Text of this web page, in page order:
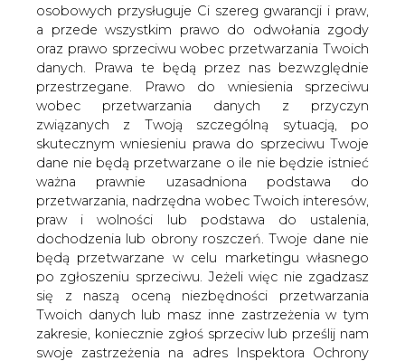
osobowych przysługuje Ci szereg gwarancji i praw,
a przede wszystkim prawo do odwołania zgody
oraz prawo sprzeciwu wobec przetwarzania Twoich
danych. Prawa te będą przez nas bezwzględnie
przestrzegane. Prawo do wniesienia sprzeciwu
wobec przetwarzania danych z przyczyn
związanych z Twoją szczególną sytuacją, po
skutecznym wniesieniu prawa do sprzeciwu Twoje
dane nie będą przetwarzane o ile nie będzie istnieć
ważna prawnie uzasadniona podstawa do
przetwarzania, nadrzędna wobec Twoich interesów,
praw i wolności lub podstawa do ustalenia,
dochodzenia lub obrony roszczeń. Twoje dane nie
będą przetwarzane w celu marketingu własnego
po zgłoszeniu sprzeciwu. Jeżeli więc nie zgadzasz
się z naszą oceną niezbędności przetwarzania
Twoich danych lub masz inne zastrzeżenia w tym
zakresie, koniecznie zgłoś sprzeciw lub prześlij nam
swoje zastrzeżenia na adres Inspektora Ochrony
Południowy Koncern Energetyczny
otrzymał 8 listopada statuetkę Biały
Węgiel za nowatorskie rozwiązanie
techniczne wdrożone w Elektrowni
Łaziska - Sposób i układ do oddzielania
energetycznego żużla od wody.
Nagrodę z rąk wiceministra gospodarki Tomasza
Wilczaka odebrał prezes PKE Jan Kurp podczas
Międzynarodowej Konferencji Naukowo-Technicznej
Energetyka 2006 odbywającej się na Politechnice
Wrocławskiej.
#Centrum prasowe #Najnowsze
informacje